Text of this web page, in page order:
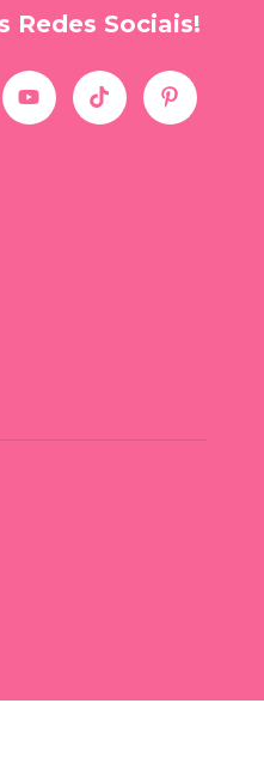
Redes Sociais!